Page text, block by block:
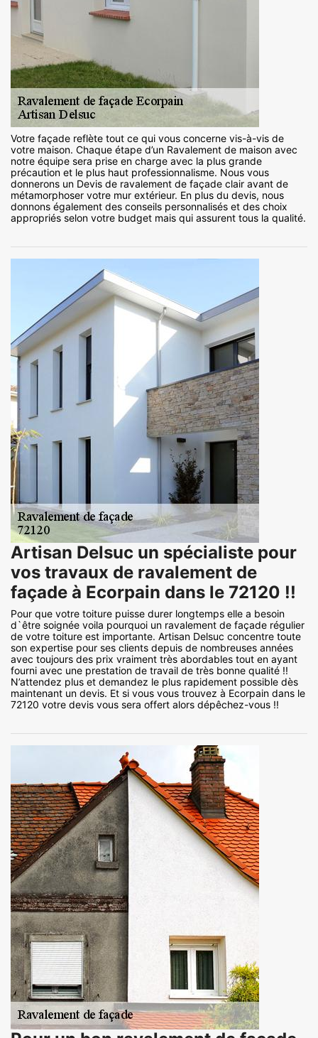
Votre façade reflète tout ce qui vous concerne vis-à-vis de
votre maison. Chaque étape d’un Ravalement de maison avec
notre équipe sera prise en charge avec la plus grande
précaution et le plus haut professionnalisme. Nous vous
donnerons un Devis de ravalement de façade clair avant de
métamorphoser votre mur extérieur. En plus du devis, nous
donnons également des conseils personnalisés et des choix
appropriés selon votre budget mais qui assurent tous la qualité.
Artisan Delsuc un spécialiste pour
vos travaux de ravalement de
façade à Ecorpain dans le 72120 !!
Pour que votre toiture puisse durer longtemps elle a besoin
d`être soignée voila pourquoi un ravalement de façade régulier
de votre toiture est importante. Artisan Delsuc concentre toute
son expertise pour ses clients depuis de nombreuses années
avec toujours des prix vraiment très abordables tout en ayant
fourni avec une prestation de travail de très bonne qualité !!
N’attendez plus et demandez le plus rapidement possible dès
maintenant un devis. Et si vous vous trouvez à Ecorpain dans le
72120 votre devis vous sera offert alors dépêchez-vous !!